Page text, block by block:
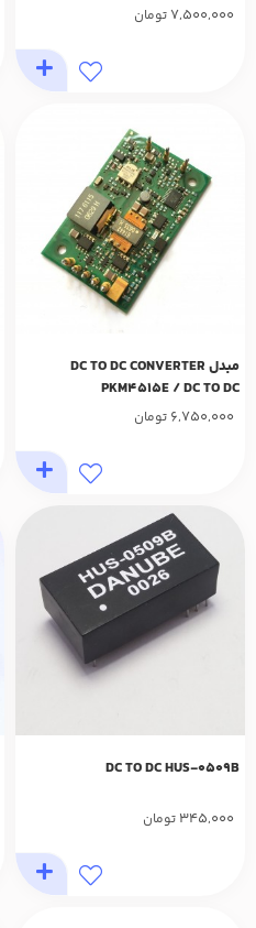
7,500,000تومان
مبدل DC TO DC CONVERTER
PKM4515E / DC TO DC
6,750,000 تومان
DC TO DC HUS-0509B
345,000 تومان